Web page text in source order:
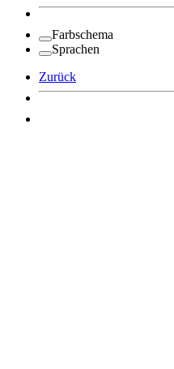
Farbschema
Sprachen
Zurück